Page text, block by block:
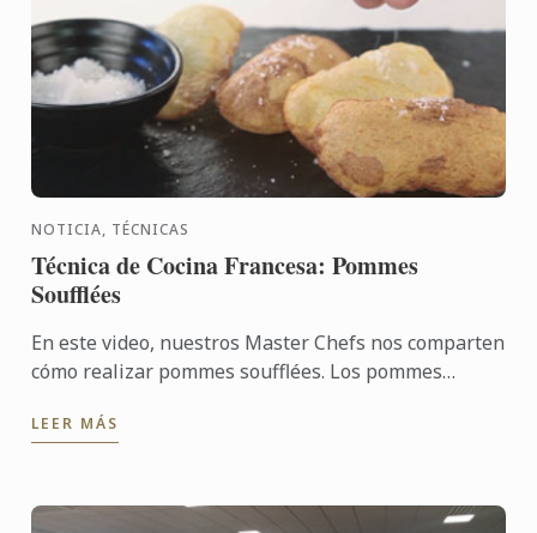
NOTICIA, TÉCNICAS
Técnica de Cocina Francesa: Pommes
Soufflées
En este video, nuestros Master Chefs nos comparten
cómo realizar pommes soufflées. Los pommes
diferentes con ...
LEER MÁS